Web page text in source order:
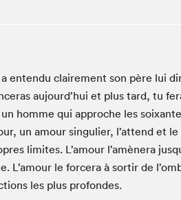
La Maison des
Le Salon dans ta
Liseur Public
Matinées scolaires
Narra
Vitrine du Festival
enten­du claire­ment son père lui
aujourd’hui et plus tard, tu
homme qui approche les
un amour sin­guli­er, l’attend et
lim­ites. L’amour l’amènera
L’amour le forcera à sor­tir de
les plus profondes.